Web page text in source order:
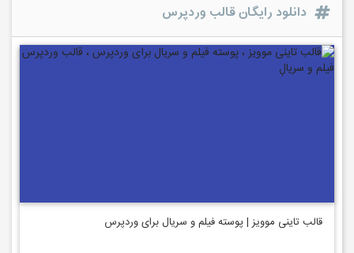
دانلود رایگان قالب وردپرس
قالب تاینی موویز | پوسته فیلم و سریال برای وردپرس